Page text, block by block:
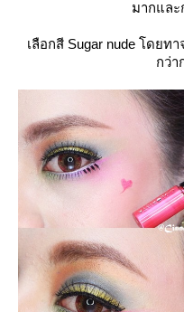
มากแล
เลือกสี Sugar nude โดย
กว่า